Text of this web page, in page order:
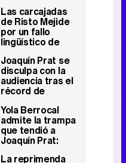
Las carcajadas
de Risto Mejide
por un fallo
lingüístico de
Joaquín Prat:
"¡Una vez que se
equivoca!"
Joaquín Prat se
disculpa con la
audiencia tras el
récord de
Covid-19
Yola Berrocal
admite la trampa
que tendió a
Joaquín Prat:
"Fue una traición
La reprimenda